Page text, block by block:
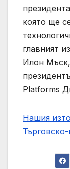
която ще
главният
Илон
Platforms
Нашия